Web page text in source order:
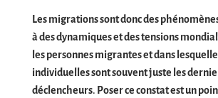
Les migrations sont donc des
à des dynamiques et des tensions
les personnes migrantes et dans
individuelles sont souvent juste les
déclencheurs. Poser ce constat est un